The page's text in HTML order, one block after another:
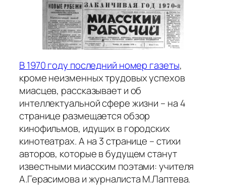
В 1970 году последний номер газеты,
кроме неизменных трудовых успехов
миасцев, рассказывает и об
интеллектуальной сфере жизни – на 4
странице размещается обзор
кинофильмов, идущих в городских
кинотеатрах. А на 3 странице – стихи
авторов, которые в будущем станут
известными миасским поэтами: учителя
А.Герасимова и журналиста М.Лаптева.